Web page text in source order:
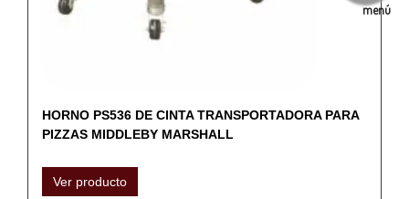
HORNO PS536 DE CINTA TRANSPORTADORA PARA
PIZZAS MIDDLEBY MARSHALL
Ver producto
menú